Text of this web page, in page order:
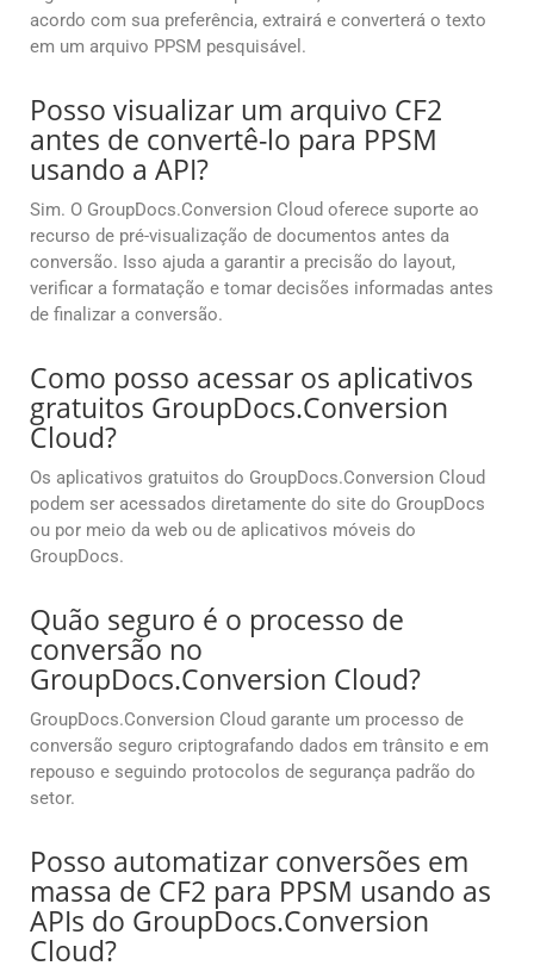
acordo com sua preferência, extrairá e converterá o texto
em um arquivo PPSM pesquisável.
Posso visualizar um arquivo CF2
antes de convertê-lo para PPSM
usando a API?
Sim. O GroupDocs.Conversion Cloud oferece suporte ao
recurso de pré-visualização de documentos antes da
conversão. Isso ajuda a garantir a precisão do layout,
verificar a formatação e tomar decisões informadas antes
de finalizar a conversão.
Como posso acessar os aplicativos
gratuitos GroupDocs.Conversion
Cloud?
Os aplicativos gratuitos do GroupDocs.Conversion Cloud
podem ser acessados diretamente do site do GroupDocs
ou por meio da web ou de aplicativos móveis do
GroupDocs.
Quão seguro é o processo de
conversão no
GroupDocs.Conversion Cloud?
GroupDocs.Conversion Cloud garante um processo de
conversão seguro criptografando dados em trânsito e em
repouso e seguindo protocolos de segurança padrão do
setor.
Posso automatizar conversões em
massa de CF2 para PPSM usando as
APIs do GroupDocs.Conversion
Cloud?